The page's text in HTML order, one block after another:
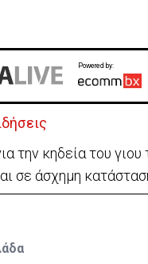
Powered by:
την κηδεία του γιου
σε άσχημη